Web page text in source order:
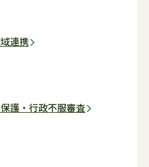
連携
護・行政不服審査